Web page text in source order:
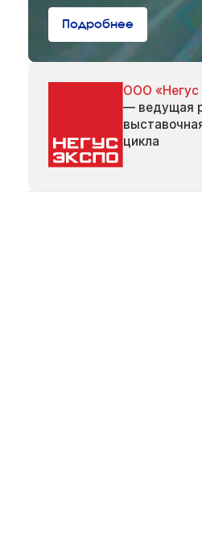
Подробнее
ООО «Негус
— ведущая
цикла